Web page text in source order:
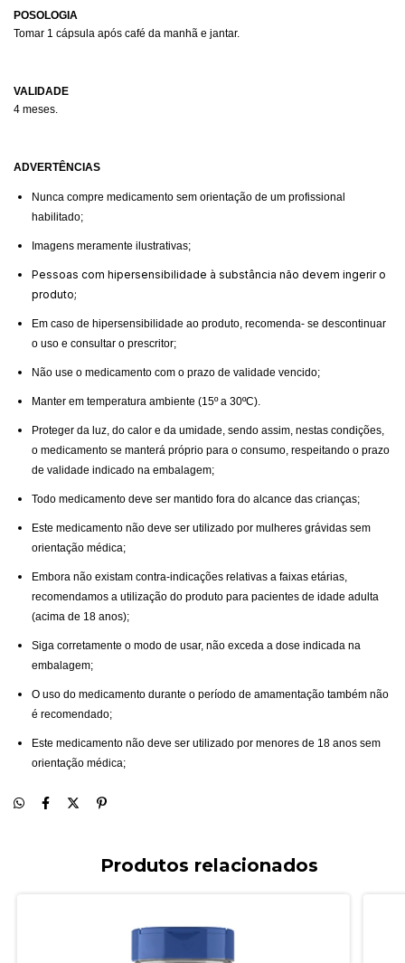
POSOLOGIA
Tomar 1 cápsula após café da manhã e jantar.
VALIDADE
4 meses.
ADVERTÊNCIAS
Nunca compre medicamento sem orientação de um profissional
habilitado;
Imagens meramente ilustrativas;
Pessoas com hipersensibilidade à substância não devem ingerir o
produto;
Em caso de hipersensibilidade ao produto, recomenda- se descontinuar
o uso e consultar o prescritor;
Não use o medicamento com o prazo de validade vencido;
Manter em temperatura ambiente (15º a 30ºC).
Proteger da luz, do calor e da umidade, sendo assim, nestas condições,
o medicamento se manterá próprio para o consumo, respeitando o prazo
de validade indicado na embalagem;
Todo medicamento deve ser mantido fora do alcance das crianças;
Este medicamento não deve ser utilizado por mulheres grávidas sem
orientação médica;
Embora não existam contra-indicações relativas a faixas etárias,
recomendamos a utilização do produto para pacientes de idade adulta
(acima de 18 anos);
Siga corretamente o modo de usar, não exceda a dose indicada na
embalagem;
O uso do medicamento durante o período de amamentação também não
é recomendado;
Este medicamento não deve ser utilizado por menores de 18 anos sem
orientação médica;
Produtos relacionados